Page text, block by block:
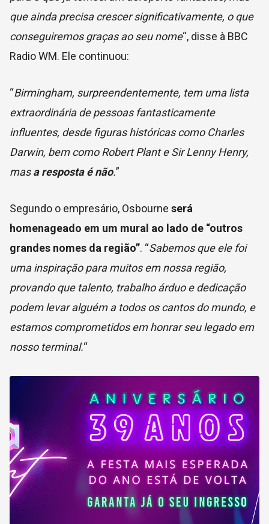
que ainda precisa crescer significativamente, o que
conseguiremos graças ao seu nome“, disse à BBC
Radio WM. Ele continuou:
“Birmingham, surpreendentemente, tem uma lista
extraordinária de pessoas fantasticamente
influentes, desde figuras históricas como Charles
Darwin, bem como Robert Plant e Sir Lenny Henry,
masa resposta é não.”
Segundo o empresário, Osbourne será
homenageado em um mural ao lado de “outros
grandes nomes da região”. “Sabemos que ele foi
uma inspiração para muitos em nossa região,
provando que talento, trabalho árduo e dedicação
podem levar alguém a todos os cantos do mundo, e
estamos comprometidos em honrar seu legado em
nosso terminal.“